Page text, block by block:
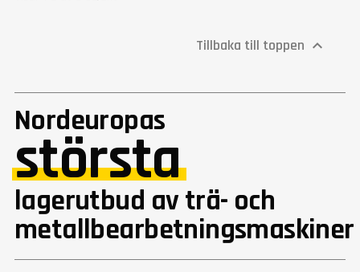
Tillbaka till toppen 
Nordeuropas
största
lagerutbud av trä- och
metallbearbetningsmaskiner